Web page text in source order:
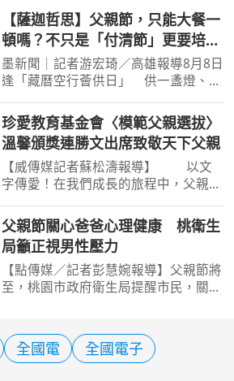
【薩迦哲思】父親節，只能大餐一
頓嗎？不只是「付清節」更要培福
積德
墨新聞｜記者游宏琦／高雄報導8月8日
逢「藏曆空行薈供日」 供一盞燈、吃
位～「佈施行善」 把對父親的愛化
為福德資糧 【宗教文化專欄／記者 游
宏琦 編輯】 每年8月8
珍愛教育基金會〈模範父親選拔〉
溫馨頒獎連勝文出席致敬天下父親
【威傳媒記者蘇松濤報導】 以文
字傳愛！在我們成長的旅程中，父親往
的靠山。為了表達對這份偉大角色的敬
意，珍愛教育基金會今(8/7)舉辦第二屆
「模範父親選拔暨徵文
父親節關心爸爸心理健康 桃衛生
局籲正視男性壓力
【點傳媒／記者彭慧婉報導】父親節將
至，桃園市政府衛生局提醒市民，關心
任，習慣將壓力放在心裡、不輕易向他
人傾訴，容易成為被忽
全國電 全國電子